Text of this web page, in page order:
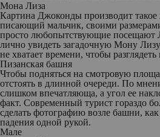
Мона Лиза
Картина Джоконды производит такое
писающий мальчик, своими
просто любопытствующие посещают
лично увидеть загадочную Мону
не хватает времени, чтобы
Пизанская башня
Чтобы подняться на смотровую
отстоять в длинной очереди. По
слишком впечатляюща, а угол ее
факт. Современный турист гораздо
сделать фотографию возле башни,
падения одной рукой.
Мале